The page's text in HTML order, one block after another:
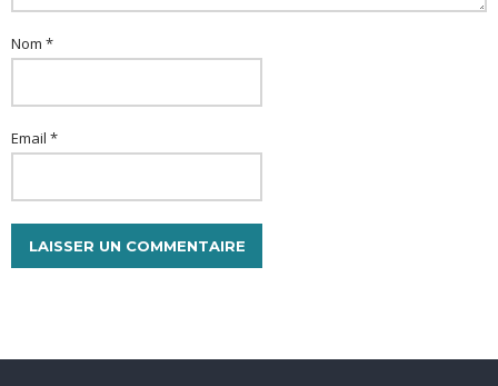
Nom *
Email *